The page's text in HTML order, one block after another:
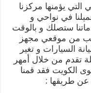
يؤمنها مركزنا
في نواحي و
ستصلك و بالوقت
من موقعي مجهز
السيارات و تغير
تقدم من خلال أمهر
الكويت فقد قمنا
عن طريقها :